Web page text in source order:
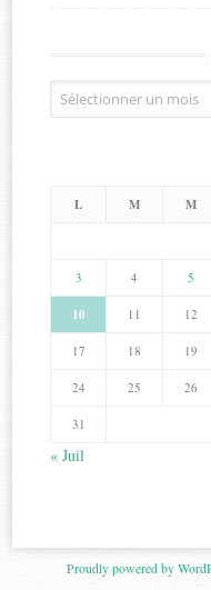
Archives
L M M
3 4 5
10 11 12
17 18 19
24 25 26
31
« Juil
Proudly powered by